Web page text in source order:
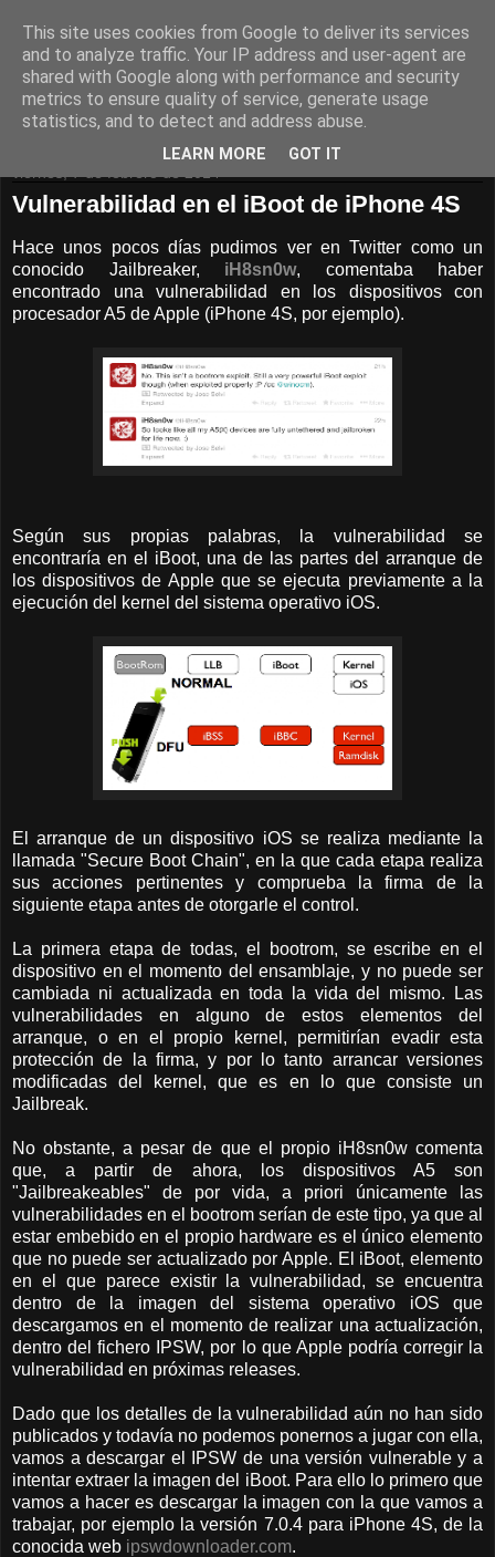
Pentester.es
Seguridad de Sistemas Informáticos
Vulnerabilidad en el iBoot de iPhone 4S
Hace unos pocos días pudimos ver en Twitter como un
conocido Jailbreaker, iH8sn0w, comentaba haber
encontrado una vulnerabilidad en los dispositivos con
procesador A5 de Apple (iPhone 4S, por ejemplo).
Según sus propias palabras, la vulnerabilidad se
encontraría en el iBoot, una de las partes del arranque de
los dispositivos de Apple que se ejecuta previamente a la
ejecución del kernel del sistema operativo iOS.
El arranque de un dispositivo iOS se realiza mediante la
llamada "Secure Boot Chain", en la que cada etapa realiza
sus acciones pertinentes y comprueba la firma de la
siguiente etapa antes de otorgarle el control.
La primera etapa de todas, el bootrom, se escribe en el
dispositivo en el momento del ensamblaje, y no puede ser
cambiada ni actualizada en toda la vida del mismo. Las
vulnerabilidades en alguno de estos elementos del
arranque, o en el propio kernel, permitirían evadir esta
protección de la firma, y por lo tanto arrancar versiones
modificadas del kernel, que es en lo que consiste un
Jailbreak.
No obstante, a pesar de que el propio iH8sn0w comenta
que, a partir de ahora, los dispositivos A5 son
"Jailbreakeables" de por vida, a priori únicamente las
vulnerabilidades en el bootrom serían de este tipo, ya que al
estar embebido en el propio hardware es el único elemento
que no puede ser actualizado por Apple. El iBoot, elemento
en el que parece existir la vulnerabilidad, se encuentra
dentro de la imagen del sistema operativo iOS que
descargamos en el momento de realizar una actualización,
dentro del fichero IPSW, por lo que Apple podría corregir la
vulnerabilidad en próximas releases.
Dado que los detalles de la vulnerabilidad aún no han sido
publicados y todavía no podemos ponernos a jugar con ella,
vamos a descargar el IPSW de una versión vulnerable y a
intentar extraer la imagen del iBoot. Para ello lo primero que
vamos a hacer es descargar la imagen con la que vamos a
trabajar, por ejemplo la versión 7.0.4 para iPhone 4S, de la
conocida web ipswdownloader.com.
This site uses cookies from Google to deliver its services
and to analyze traffic. Your IP address and user-agent are
shared with Google along with performance and security
metrics to ensure quality of service, generate usage
statistics, and to detect and address abuse.
LEARN MORE GOT IT